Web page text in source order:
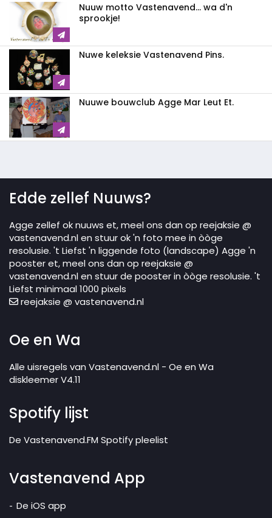
Nuuw motto Vastenavend... wa d'n
sprookje!
Nuwe keleksie Vastenavend Pins.
Nuuwe bouwclub Agge Mar Leut Et.
Edde zellef Nuuws?
Agge zellef ok nuuws et, meel ons dan op reejaksie @
vastenavend.nl en stuur ok 'n foto mee in òòge
resolusie. 't Liefst 'n liggende foto (landscape) Agge 'n
pooster et, meel ons dan op reejaksie @
vastenavend.nl en stuur de pooster in òòge resolusie. 't
Liefst minimaal 1000 pixels
reejaksie @ vastenavend.nl
Oe en Wa
Alle uisregels van Vastenavend.nl - Oe en Wa
diskleemer V4.11
Spotify lijst
De Vastenavend.FM Spotify pleelist
Vastenavend App
De iOS app